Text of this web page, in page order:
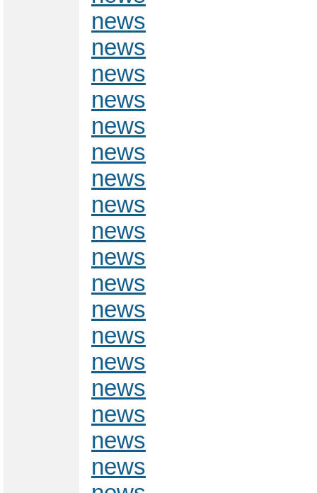
news
news
news
news
news
news
news
news
news
news
news
news
news
news
news
news
news
news